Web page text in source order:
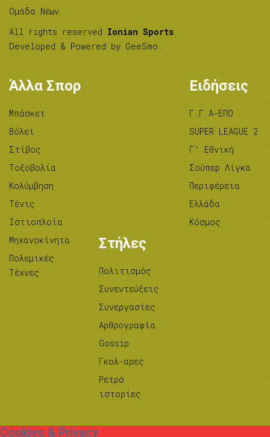
Ομάδα Νέων
All rights reserved Ionian Sports .
Developed & Powered by GeeSmo .
Άλλα Σπορ
Μπάσκετ
Βόλεϊ
Στίβος
Tοξοβολία
Κολύμβηση
Τένις
Ιστιοπλοΐα
Μηχανοκίνητα
Πολεμικές
Τέχνες
Ειδήσεις
Γ.Γ.Α-ΕΠΟ
SUPER LEAGUE 2
Γ’ Εθνική
Σούπερ Λίγκα
Περιφέρεια
Ελλάδα
Κόσμος
Στήλες
Πολιτισμός
Συνεντεύξεις
Συνεργασίες
Αρθρογραφία
Gossip
Γκολ-αρες
Ρετρό
ιστορίες
Cookies & Privacy